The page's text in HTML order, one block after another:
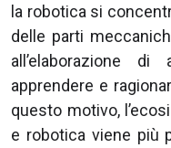
la robotica si
delle parti
all’elaborazione
apprendere e
questo motivo,
e robotica viene più